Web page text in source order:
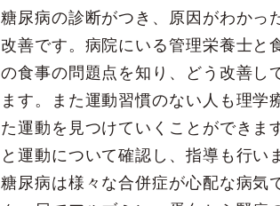
糖尿病の診断がつき、原因がわかっ
改善です。病院にいる管理栄養士と
の食事の問題点を知り、どう改善し
ます。また運動習慣のない人も理学
た運動を見つけていくことができま
と運動について確認し、指導も行い
糖尿病は様々な合併症が心配な病気